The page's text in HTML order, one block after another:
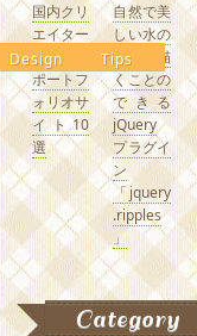
Design
国内クリ
エイター
の素敵な
ポートフ
ォリオサ
イト10
選
Tips
自然で美
しい水の
波紋を描
くことの
できる
jQuery
プラグイ
ン
「jquery
.ripples
」
Category